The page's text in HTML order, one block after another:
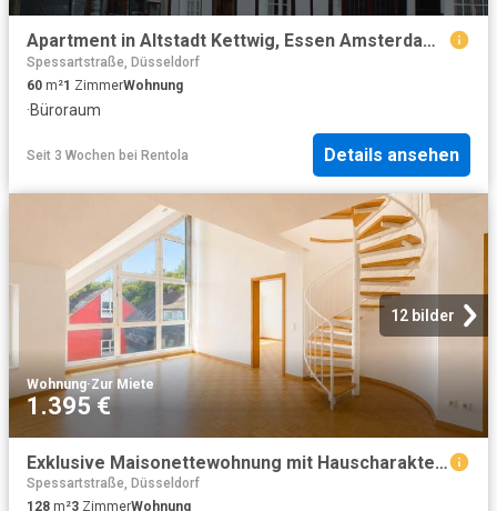
Apartment in Altstadt Kettwig, Essen Amsterdam Apartments for Rent
Spessartstraße, Düsseldorf
60 m²1 ZimmerWohnung
·Büroraum
Seit 3 Wochen bei Rentola Details ansehen
12 bilder
Wohnung·Zur Miete
1.395 €
Exklusive Maisonettewohnung mit Hauscharakter in begehrter Lage von Essen Kettwig
Spessartstraße, Düsseldorf
128 m²3 ZimmerWohnung